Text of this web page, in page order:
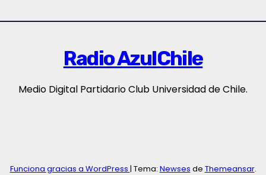
Radio AzulChile
Medio Digital Partidario Club Universidad de Chile.
Funciona gracias a WordPress | Tema: Newses de Themeansar.